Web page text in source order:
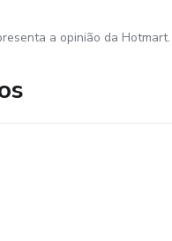
a opinião da